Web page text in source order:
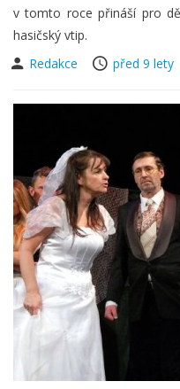
v tomto roce přináší pro
hasičský vtip.
Redakce
před 9 lety